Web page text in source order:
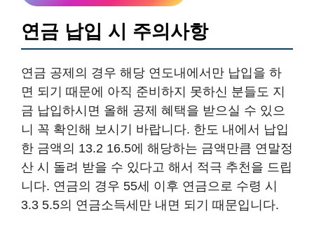
연금 납입 시 주의사항
연금 공제의 경우 해당 연도내에서만 납입을 하
면 되기 때문에 아직 준비하지 못하신 분들도 지
금 납입하시면 올해 공제 혜택을 받으실 수 있으
니 꼭 확인해 보시기 바랍니다. 한도 내에서 납입
한 금액의 13.2 16.5에 해당하는 금액만큼 연말정
산 시 돌려 받을 수 있다고 해서 적극 추천을 드립
니다. 연금의 경우 55세 이후 연금으로 수령 시
3.3 5.5의 연금소득세만 내면 되기 때문입니다.